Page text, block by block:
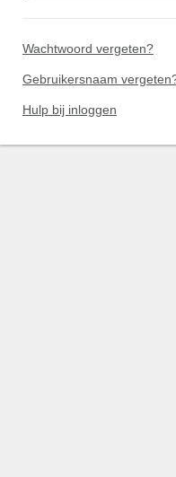
Wachtwoord vergeten?
Gebruikersnaam
Hulp bij inloggen